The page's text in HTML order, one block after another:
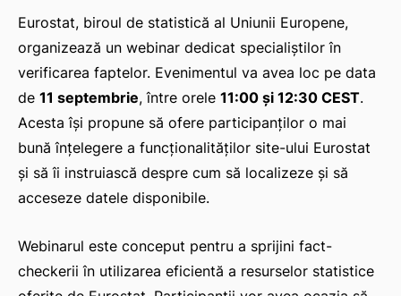
Eurostat, biroul de statistică al Uniunii Europene,
organizează un webinar dedicat specialiștilor în
verificarea faptelor. Evenimentul va avea loc pe data
de 11 septembrie, între orele 11:00 și 12:30 CEST.
Acesta își propune să ofere participanților o mai
bună înțelegere a funcționalităților site-ului Eurostat
și să îi instruiască despre cum să localizeze și să
acceseze datele disponibile.
Webinarul este conceput pentru a sprijini fact-
checkerii în utilizarea eficientă a resurselor statistice